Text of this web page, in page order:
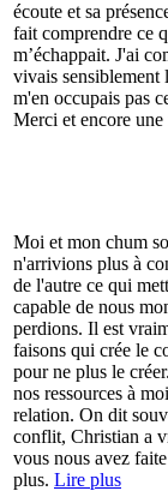
écoute et sa
fait comprendre ce
m’échappait. J'ai
vivais sensiblement
m'en occupais pas
Merci et encore
Moi et mon chum
n'arrivions plus à
de l'autre ce qui
capable de nous
perdions. Il est
faisons qui crée le
pour ne plus le
nos ressources à
relation. On dit
conflit, Christian a
vous nous avez
plus. Lire plus